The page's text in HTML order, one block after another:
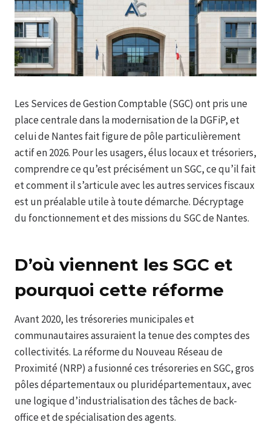
Les Services de Gestion Comptable (SGC) ont pris une
place centrale dans la modernisation de la DGFiP, et
celui de Nantes fait figure de pôle particulièrement
actif en 2026. Pour les usagers, élus locaux et trésoriers,
comprendre ce qu’est précisément un SGC, ce qu’il fait
et comment il s’articule avec les autres services fiscaux
est un préalable utile à toute démarche. Décryptage
du fonctionnement et des missions du SGC de Nantes.
D’où viennent les SGC et
pourquoi cette réforme
Avant 2020, les trésoreries municipales et
communautaires assuraient la tenue des comptes des
collectivités. La réforme du Nouveau Réseau de
Proximité (NRP) a fusionné ces trésoreries en SGC, gros
pôles départementaux ou pluridépartementaux, avec
une logique d’industrialisation des tâches de back-
office et de spécialisation des agents.